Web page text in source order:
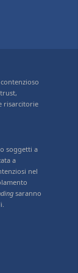
risarcitorie
soggetti a
a
nel
saranno